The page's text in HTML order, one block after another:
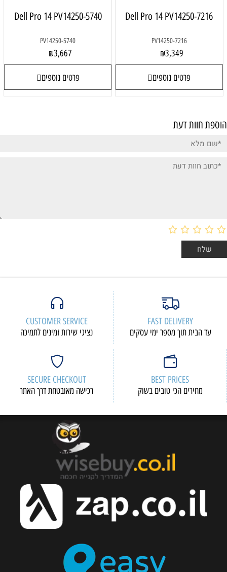
Dell Pro 14 PV14250-7216
PV14250-7216
₪3,349
פרטים נוספים
Dell Pro 14 PV14250-5740
PV14250-5740
₪3,667
פרטים נוספים
הוספת חוות דעת
FAST DELIVERY
עד הבית תוך מספר ימי עסקים
CUSTOMER SERVICE
נציגי שירות זמינים לתמיכה
BEST PRICES
מחירים הכי טובים בשוק
SECURE CHECKOUT
רכישה מאובטחת דרך האתר